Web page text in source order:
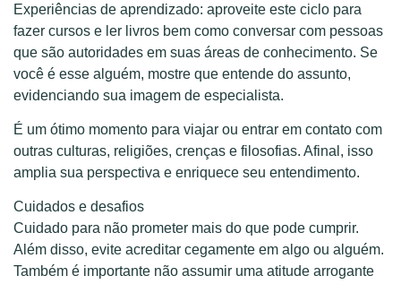
Experiências de aprendizado: aproveite este ciclo para
fazer cursos e ler livros bem como conversar com pessoas
que são autoridades em suas áreas de conhecimento. Se
você é esse alguém, mostre que entende do assunto,
evidenciando sua imagem de especialista.
É um ótimo momento para viajar ou entrar em contato com
outras culturas, religiões, crenças e filosofias. Afinal, isso
amplia sua perspectiva e enriquece seu entendimento.
Cuidados e desafios
Cuidado para não prometer mais do que pode cumprir.
Além disso, evite acreditar cegamente em algo ou alguém.
Também é importante não assumir uma atitude arrogante